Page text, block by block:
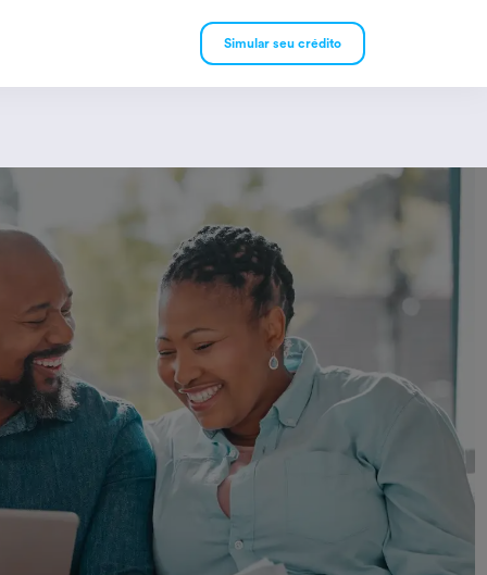
Consignado
Simular seu crédito